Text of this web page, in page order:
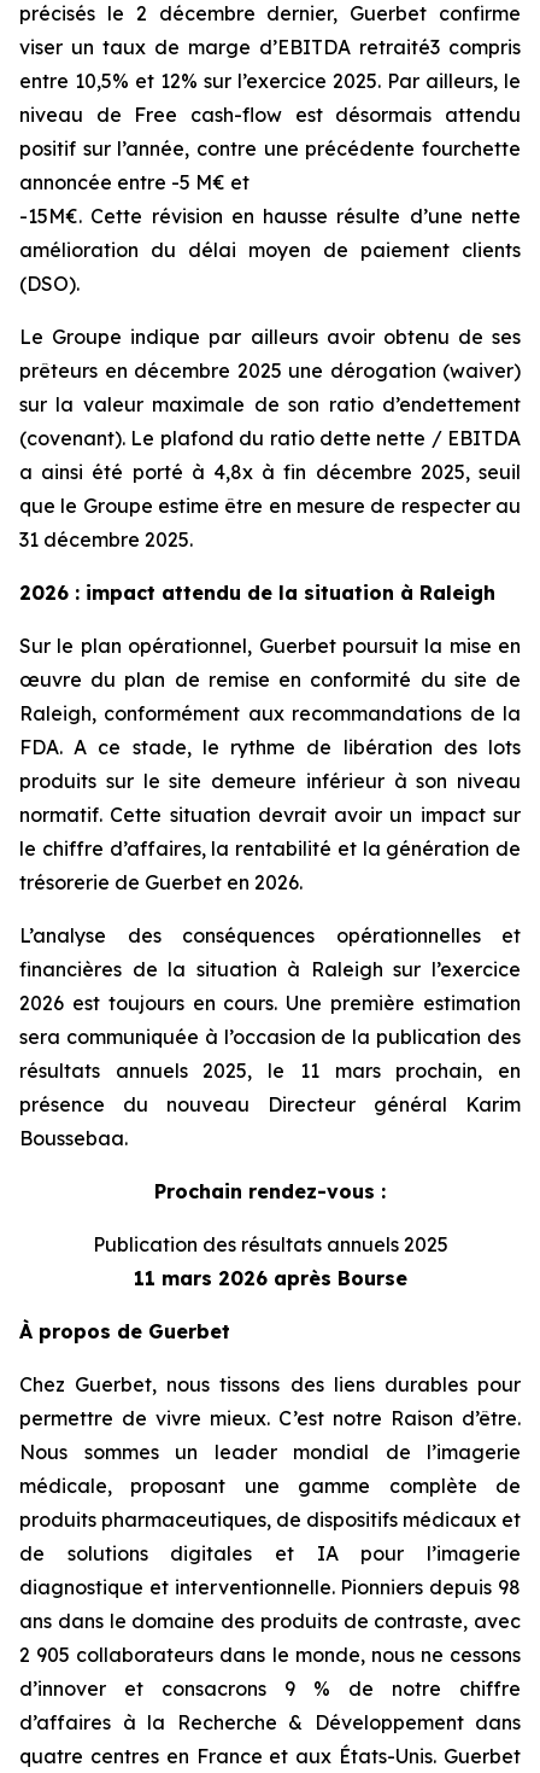
précisés le 2 décembre dernier, Guerbet confirme
viser un taux de marge d’EBITDA retraité3 compris
entre 10,5% et 12% sur l’exercice 2025. Par ailleurs, le
niveau de Free cash-flow est désormais attendu
positif sur l’année, contre une précédente fourchette
annoncée entre -5 M€ et
-15M€. Cette révision en hausse résulte d’une nette
amélioration du délai moyen de paiement clients
(DSO).
Le Groupe indique par ailleurs avoir obtenu de ses
prêteurs en décembre 2025 une dérogation (waiver)
sur la valeur maximale de son ratio d’endettement
(covenant). Le plafond du ratio dette nette / EBITDA
a ainsi été porté à 4,8x à fin décembre 2025, seuil
que le Groupe estime être en mesure de respecter au
31 décembre 2025.
2026 : impact attendu de la situation à Raleigh
Sur le plan opérationnel, Guerbet poursuit la mise en
œuvre du plan de remise en conformité du site de
Raleigh, conformément aux recommandations de la
FDA. A ce stade, le rythme de libération des lots
produits sur le site demeure inférieur à son niveau
normatif. Cette situation devrait avoir un impact sur
le chiffre d’affaires, la rentabilité et la génération de
trésorerie de Guerbet en 2026.
L’analyse des conséquences opérationnelles et
financières de la situation à Raleigh sur l’exercice
2026 est toujours en cours. Une première estimation
sera communiquée à l’occasion de la publication des
résultats annuels 2025, le 11 mars prochain, en
présence du nouveau Directeur général Karim
Boussebaa.
Prochain rendez-vous :
Publication des résultats annuels 2025
11 mars 2026 après Bourse
À propos de Guerbet
Chez Guerbet, nous tissons des liens durables pour
permettre de vivre mieux. C’est notre Raison d’être.
Nous sommes un leader mondial de l’imagerie
médicale, proposant une gamme complète de
produits pharmaceutiques, de dispositifs médicaux et
de solutions digitales et IA pour l’imagerie
diagnostique et interventionnelle. Pionniers depuis 98
ans dans le domaine des produits de contraste, avec
2 905 collaborateurs dans le monde, nous ne cessons
d’innover et consacrons 9 % de notre chiffre
d’affaires à la Recherche & Développement dans
quatre centres en France et aux États-Unis. Guerbet